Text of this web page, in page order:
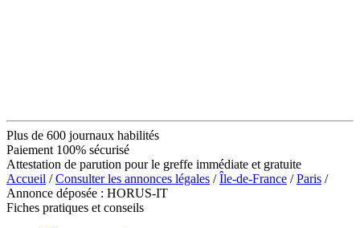
Plus de 600 journaux habilités
Paiement 100% sécurisé
Attestation de parution pour le greffe immédiate et gratuite
Accueil /Consulter les annonces légales /Île-de-France /Paris /
Annonce déposée : HORUS-IT
Fiches pratiques et conseils